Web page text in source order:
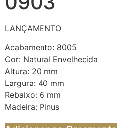
LANÇAMENTO
Acabamento: 8005
Cor: Natural Envelhecida
Altura: 20 mm
Largura: 40 mm
Rebaixo: 6 mm
Madeira: Pinus